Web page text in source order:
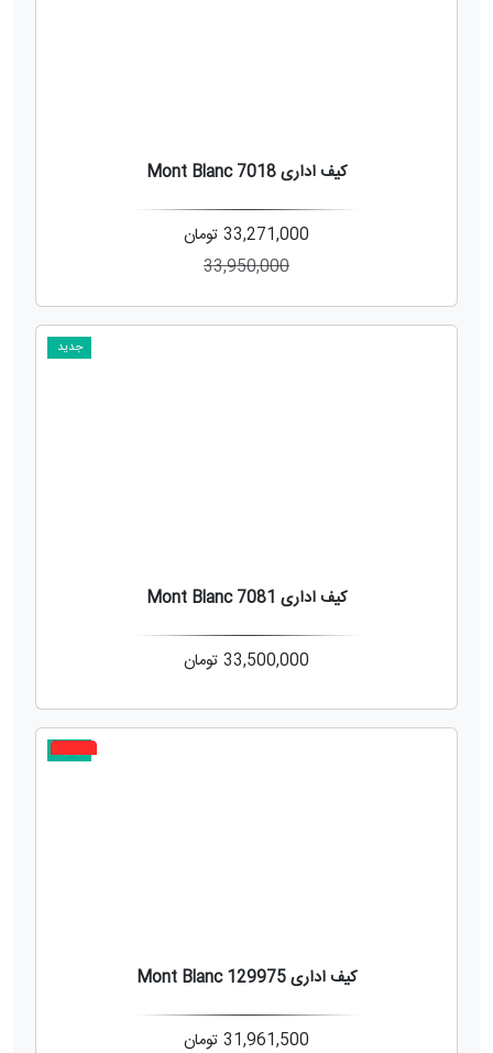
کیف اداری Mont Blanc 7018
33,271,000 تومان
33,950,000
جدید
کیف اداری Mont Blanc 7081
33,500,000 تومان
جدید
کیف اداری Mont Blanc 129975
31,961,500 تومان